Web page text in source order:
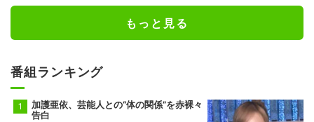
もっと見る
番組ランキング
加護亜依、芸能人との“体の関係”を赤裸々
告白